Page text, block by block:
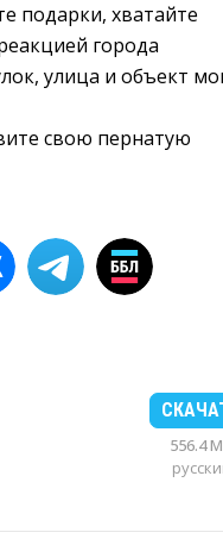
подарки, хватайте
города
улица и объект
свою пернатую
556.4